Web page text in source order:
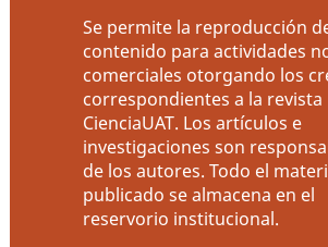
Se permite la reproducción
contenido para actividades
comerciales otorgando los
correspondientes a la revista
CienciaUAT. Los artículos e
investigaciones son
de los autores. Todo el
publicado se almacena en el
reservorio institucional.